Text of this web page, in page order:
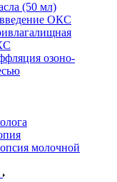
(50 мл)
ОКС
озоно-
молочной